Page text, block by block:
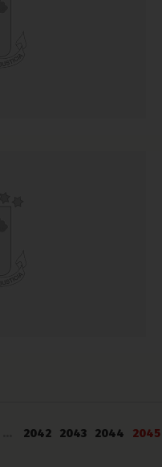
2042 2043 2044 2045